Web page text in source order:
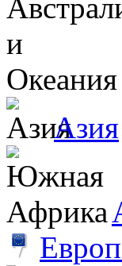
Азия